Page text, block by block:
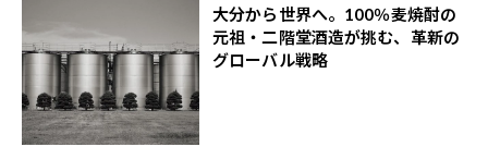
大分から世界へ。100％麦焼酎の
元祖・二階堂酒造が挑む、革新の
グローバル戦略